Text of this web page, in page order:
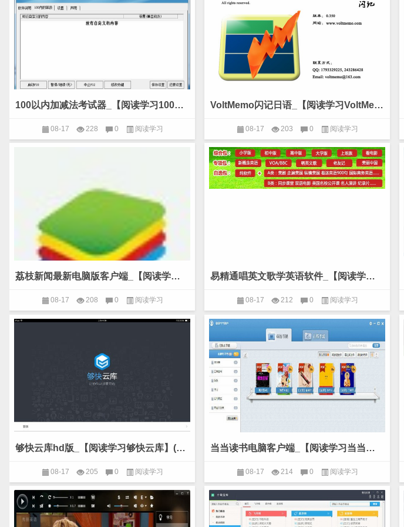
100以内加减法考试器_【阅读学习100以内加减法考试器】(9.5M)
08-17 228 0 阅读学习
VoltMemo闪记日语_【阅读学习VoltMemo闪记日语,日语学习软件】(22.6M)
08-17 203 0 阅读学习
荔枝新闻最新电脑版客户端_【阅读学习荔枝新闻客户端】(17M)
08-17 208 0 阅读学习
易精通唱英文歌学英语软件_【阅读学习易精通英语学习软件】(119M)
08-17 212 0 阅读学习
够快云库hd版_【阅读学习够快云库】(11.5M)
08-17 205 0 阅读学习
当当读书电脑客户端_【阅读学习当当读书电脑客户端】(49.8M)
08-17 214 0 阅读学习